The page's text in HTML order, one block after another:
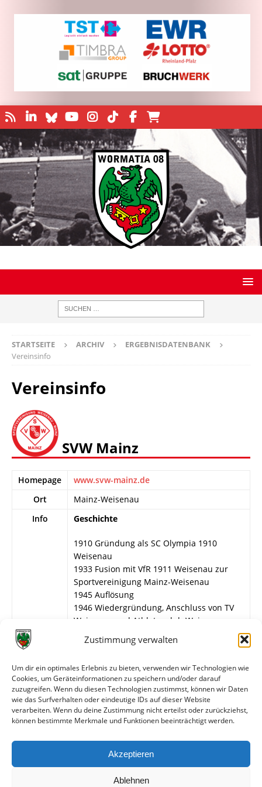
Zustimmung verwalten
Um dir ein optimales Erlebnis zu bieten, verwenden wir Technologien wie
Cookies, um Geräteinformationen zu speichern und/oder darauf
zuzugreifen. Wenn du diesen Technologien zustimmst, können wir Daten
wie das Surfverhalten oder eindeutige IDs auf dieser Website
verarbeiten. Wenn du deine Zustimmung nicht erteilst oder zurückziehst,
können bestimmte Merkmale und Funktionen beeinträchtigt werden.
Akzeptieren
Ablehnen
STARTSEITE ARCHIV
ERGEBNISDATENBANK
Vereinsinfo
Vereinsinfo
SVW Mainz
Homepage
www.svw-mainz.de
Ort
Mainz-Weisenau
Info
Geschichte
1910 Gründung als SC Olympia 1910
Weisenau
1933 Fusion mit VfR 1911 Weisenau zur
Sportvereinigung Mainz-Weisenau
1945 Auflösung
1946 Wiedergründung, Anschluss von TV
Weisenau und Athletenclub Weisenau zu
SpVgg 1846 Mainz-Weisenau
1951 Nach Austritt der beiden Vereine
1967 Umbenennung in Sportvereinigung
Weisenau-Mainz (SVW Mainz)
Weitere Informationen
Spiele gegen die erste Mannschaft
Spiele gegen die zweite Mannschaft